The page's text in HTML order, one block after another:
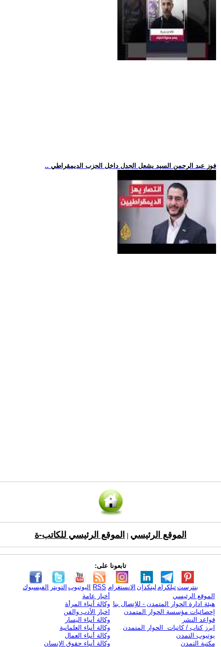
.. فوز عبد الرحمن السيد يشعل الجدل داخل الحزب الديمقراطي
الموقع الرئيسي الموقع الرئيسي للكاتب-ة
تابعونا على:
الفيسبوك التويتر اليوتيوب RSS الانستغرام لينكدإن تيلكرامبنترست
الموقع الرئيسي
هيئة ادارة الحوار المتمدن - للإتصال بنا
إحصائيات مؤسسة الحوار المتمدن
قواعد النشر
ابرز كتاب / كاتبات الحوار المتمدن
يوتيوب التمدن
مكتبة التمدن
أخبار عامة
وكالة أنباء المرأة
اخبار الأدب والفن
وكالة أنباء اليسار
وكالة أنباء العلمانية
وكالة أنباء العمال
وكالة أنباء حقوق الإنسان